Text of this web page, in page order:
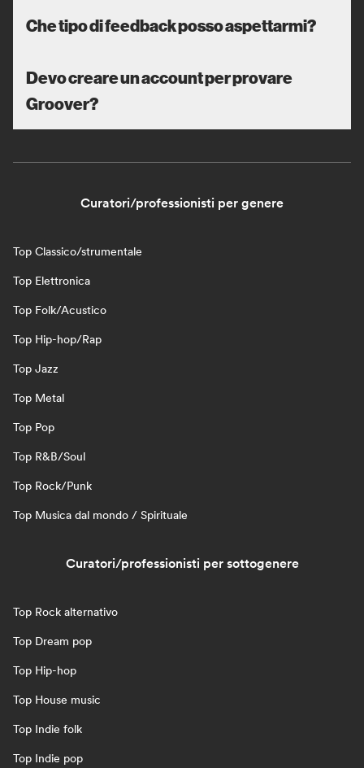
Che tipo di feedback posso aspettarmi?
Devo creare un account per provare
Groover?
Curatori/professionisti per genere
Top Classico/strumentale
Top Elettronica
Top Folk/Acustico
Top Hip-hop/Rap
Top Jazz
Top Metal
Top Pop
Top R&B/Soul
Top Rock/Punk
Top Musica dal mondo / Spirituale
Curatori/professionisti per sottogenere
Top Rock alternativo
Top Dream pop
Top Hip-hop
Top House music
Top Indie folk
Top Indie pop